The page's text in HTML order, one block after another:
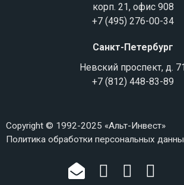
корп. 21, офис 908
+7 (495) 276-00-34
Санкт-Петербург
Невский проспект, д.
+7 (812) 448-83-89
Copyright © 1992-2025 «Альт-Инвест»
Политика обработки персональных